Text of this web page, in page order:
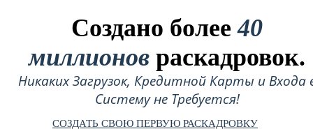
Создано более40
миллионов раскадровок.
Никаких Загрузок, Кредитной Карты и Входа
Систему не Требуется!
СОЗДАТЬ СВОЮ ПЕРВУЮ РАСКАДРОВКУ